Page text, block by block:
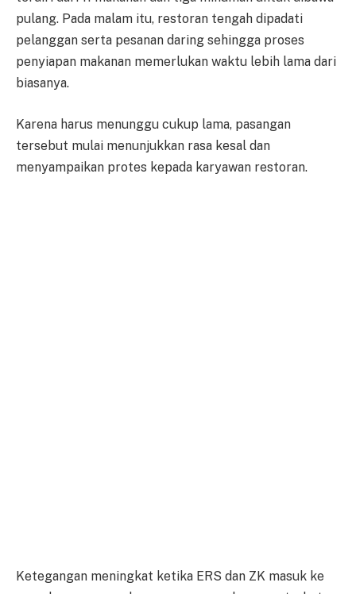
pulang. Pada malam itu, restoran tengah dipadati
pelanggan serta pesanan daring sehingga proses
penyiapan makanan memerlukan waktu lebih lama dari
biasanya.
Karena harus menunggu cukup lama, pasangan
tersebut mulai menunjukkan rasa kesal dan
menyampaikan protes kepada karyawan restoran.
Ketegangan meningkat ketika ERS dan ZK masuk ke